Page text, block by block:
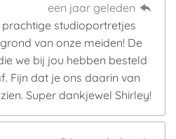
een jaar geleden
studioportretjes
van onze meiden! De
we bij jou hebben besteld
Fijn dat je ons daarin van
Super dankjewel Shirley!